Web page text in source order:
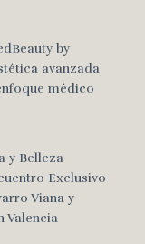
by
avanzada
médico
y Belleza
Exclusivo
Viana y
Valencia